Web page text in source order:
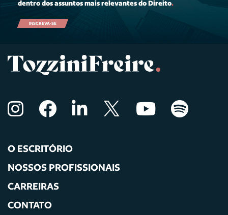
dentro dos assuntos mais relevantes do Direito.
INSCREVA-SE
O ESCRITÓRIO
NOSSOS PROFISSIONAIS
CARREIRAS
CONTATO